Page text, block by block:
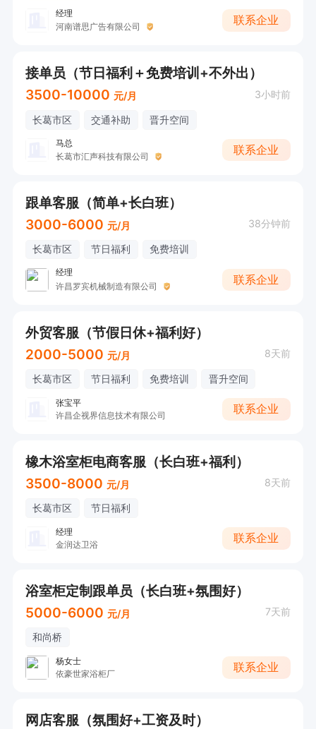
经理
河南谱思广告有限公司
联系企业
接单员（节日福利＋免费培训+不外出）
3500-10000 元/月 3小时前
长葛市区 交通补助 晋升空间
马总
长葛市汇声科技有限公司
联系企业
跟单客服（简单+长白班）
3000-6000 元/月 38分钟前
长葛市区 节日福利 免费培训
经理
许昌罗宾机械制造有限公司
联系企业
外贸客服（节假日休+福利好）
2000-5000 元/月 8天前
长葛市区 节日福利 免费培训 晋升空间
张宝平
许昌企视界信息技术有限公司
联系企业
橡木浴室柜电商客服（长白班+福利）
3500-8000 元/月 8天前
长葛市区 节日福利
经理
金润达卫浴
联系企业
浴室柜定制跟单员（长白班+氛围好）
5000-6000 元/月 7天前
和尚桥
杨女士
依豪世家浴柜厂
联系企业
网店客服（氛围好+工资及时）